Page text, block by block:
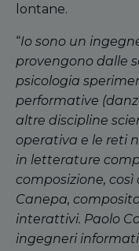
lontane.
“Io sono un
provengono dalle
psicologia
performative
altre discipline
operativa e le reti
in letterature
composizione,
Canepa,
interattivi. Paolo
ingegneri